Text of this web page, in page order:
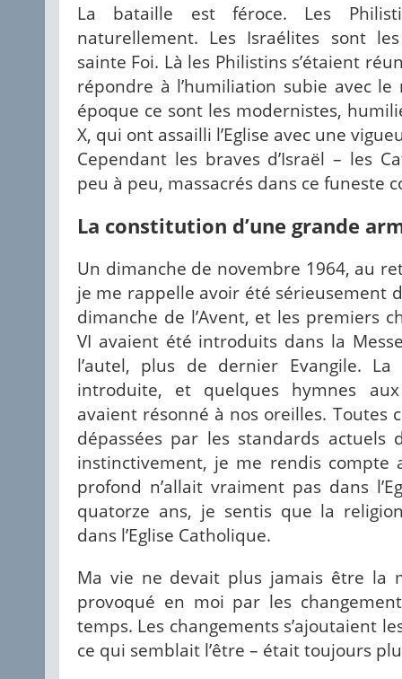
La bataille est féroce. Les
naturellement. Les Israélites sont
sainte Foi. Là les Philistins s’étaient
répondre à l’humiliation subie avec
époque ce sont les modernistes,
X, qui ont assailli l’Eglise avec une
Cependant les braves d’Israël – les
peu à peu, massacrés dans ce funeste
La constitution d’une grande
Un dimanche de novembre 1964, au
je me rappelle avoir été sérieusement
dimanche de l’Avent, et les premiers
VI avaient été introduits dans la
l’autel, plus de dernier Evangile.
introduite, et quelques hymnes aux
avaient résonné à nos oreilles. Toutes
dépassées par les standards actuels
instinctivement, je me rendis compte
profond n’allait vraiment pas dans
quatorze ans, je sentis que la
dans l’Eglise Catholique.
Ma vie ne devait plus jamais être la
provoqué en moi par les
temps. Les changements s’ajoutaient
ce qui semblait l’être – était toujours